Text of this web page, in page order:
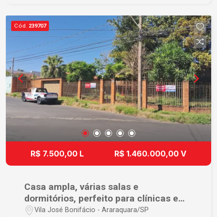
planejados; - Lavanderia com armários; - Banheiro
social; - Escritório, perfeito para quem trabalha
em casa; - 01 suíte, ideal para hóspedes ou
familiares; - Quintal amplo, com excelente
espaço para lazer e futuras ampliações; - 02
vagas de garagem cobertas. Um imóvel que
reúne ambientes bem distribuídos, excelente
aproveitamento dos espaços e praticidade no dia
a dia. Ideal para quem busca conforto,
privacidade e qualidade de vida em um só lugar.
Sua localização privilegiada garante praticidade
no dia a dia, estando próximo a tudo o que você e
sua família precisam. Agende uma visita e venha
Cód. 239707
R$ 7.500,00 L R$ 1.460.000,00 V
Casa ampla, várias salas e
dormitórios, perfeito para clínicas e
similares.
Vila José Bonifácio - Araraquara/SP